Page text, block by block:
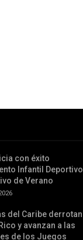
con éxito
Infantil Deportivo
de Verano
del Caribe derrotan
y avanzan a las
de los Juegos